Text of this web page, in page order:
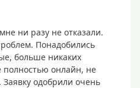
ни разу не отказали.
Понадобились
больше никаких
онлайн, не
одобрили очень